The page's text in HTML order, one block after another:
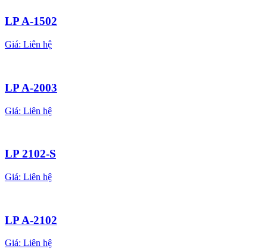
LP A-1502
Giá: Liên hệ
LP A-2003
Giá: Liên hệ
LP 2102-S
Giá: Liên hệ
LP A-2102
Giá: Liên hệ